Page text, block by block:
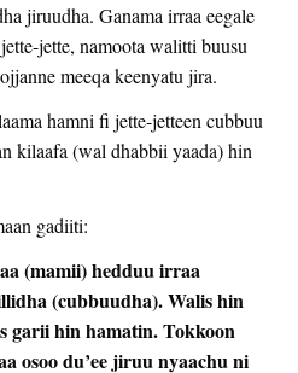
jiruudha. Ganama irraa eegale
jette, namoota walitti buusu
meeqa keenyatu jira.
hamni fi jette-jetteen cubbuu
kilaafa (wal dhabbii yaada) hin
gadiiti:
(mamii) hedduu irraa
(cubbuudha). Walis hin
garii hin hamatin. Tokkoon
osoo du’ee jiruu nyaachu ni